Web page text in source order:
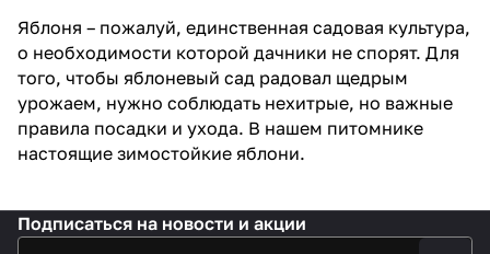
Яблоня – пожалуй, единственная садовая культура,
о необходимости которой дачники не спорят. Для
того, чтобы яблоневый сад радовал щедрым
урожаем, нужно соблюдать нехитрые, но важные
правила посадки и ухода. В нашем питомнике
настоящие зимостойкие яблони.
Подписаться на новости и акции